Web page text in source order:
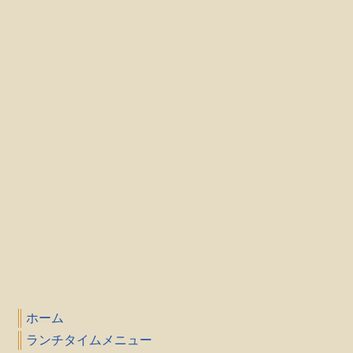
ホーム
ランチタイムメニュー